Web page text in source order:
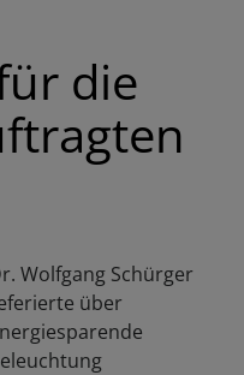
die
Wolfgang Schürger
über